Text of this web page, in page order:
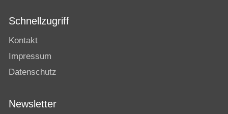
Schnellzugriff
Kontakt
Impressum
Datenschutz
Newsletter